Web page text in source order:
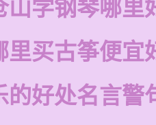
山学钢琴哪里
里买古筝便宜
的好处名言警